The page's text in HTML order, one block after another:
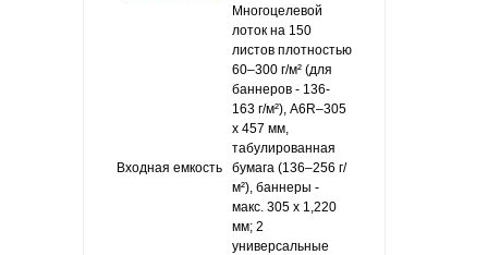
Входная емкость
Многоцелевой
лоток на 150
листов плотностью
60–300 г/м² (для
баннеров - 136-
163 г/м²), A6R–305
x 457 мм,
табулированная
бумага (136–256 г/
м²), баннеры -
макс. 305 x 1,220
мм; 2
универсальные